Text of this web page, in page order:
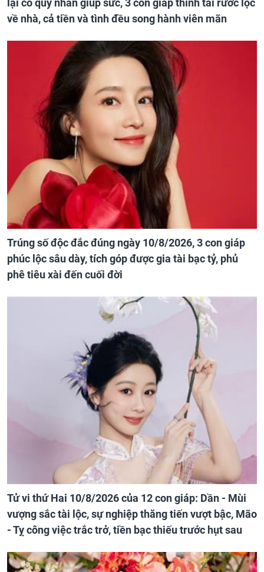
lại có quý nhân giúp sức, 3 con giáp thỉnh tài rước lộc
về nhà, cả tiền và tình đều song hành viên mãn
Trúng số độc đắc đúng ngày 10/8/2026, 3 con giáp
phúc lộc sâu dày, tích góp được gia tài bạc tỷ, phủ
phê tiêu xài đến cuối đời
Tử vi thứ Hai 10/8/2026 của 12 con giáp: Dần - Mùi
vượng sắc tài lộc, sự nghiệp thăng tiến vượt bậc, Mão
- Tỵ công việc trắc trở, tiền bạc thiếu trước hụt sau